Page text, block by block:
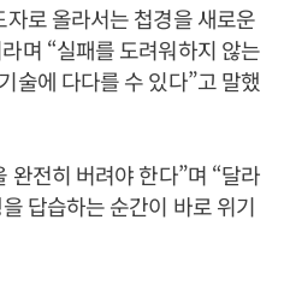
로 올라서는 첩경을 새로운
며 “실패를 도려워하지 않는
술에 다다를 수 있다”고 말했
완전히 버려야 한다”며 “달라
답습하는 순간이 바로 위기